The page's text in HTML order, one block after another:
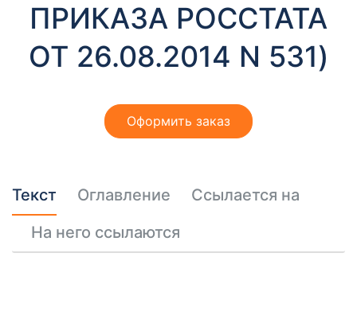
ПРИКАЗА РОССТАТА
ОТ 26.08.2014 N 531)
Оформить заказ
Текст Оглавление
Ссылается на
На него ссылаются